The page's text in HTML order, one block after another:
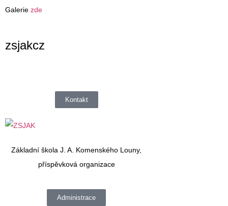
Galerie zde
zsjakcz
Kontakt
Základní škola J. A. Komenského Louny,
příspěvková organizace
Administrace